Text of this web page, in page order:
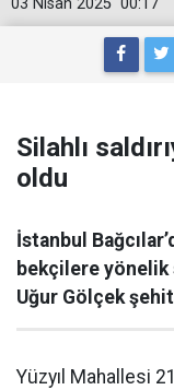
00:17
03 Nisan 2025
Silahlı
oldu
İstanbul
bekçilere yönelik
Uğur Gölçek
Yüzyıl Mahallesi